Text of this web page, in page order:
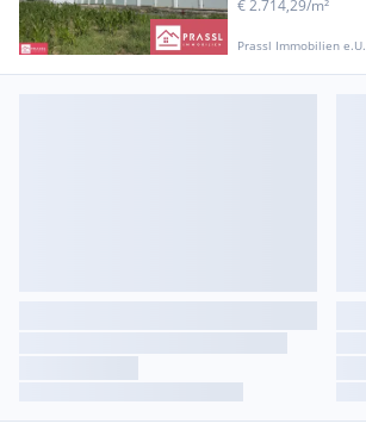
Prassl Immobilien e.U.
€ 2.714,29/m²